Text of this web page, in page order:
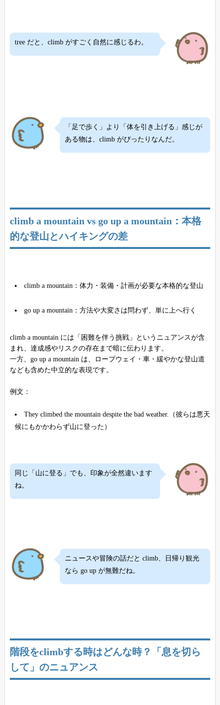
tree だと、climb がすごく自然に感じるわ。
「足で歩く」より「体を引き上げる」感じが
ある物は、climb がぴったりなんだ。
climb a mountain vs go up a mountain：本格
的な登山とハイキングの差
climb a mountain：体力・装備・計画が必要な本格的な登山
go up a mountain：方法や大変さは問わず、単に上へ行く
climb a mountain には「困難を伴う挑戦」というニュアンスが含
まれ、達成感やリスクの存在まで暗に伝わります。
一方、go up a mountain は、ロープウェイ・車・緩やかな登山道
なども含めた中立的な表現です。
例文：
They climbed the mountain despite the bad weather.（彼らは悪天
候にもかかわらず山に登った）
同じ「山に登る」でも、印象が全然違います
ね。
ニュースや冒険の話だと climb、日帰り観光
なら go up が無難だね。
階段をclimbする時はどんな時？「息を切ら
して」のニュアンス